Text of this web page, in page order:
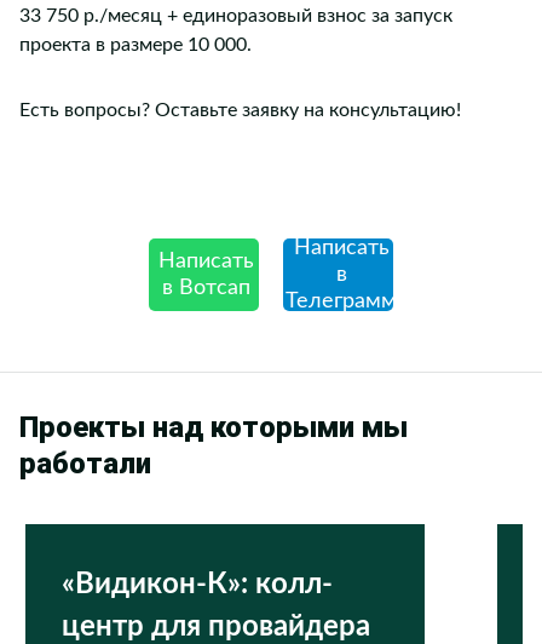
33 750 р./месяц + единоразовый взнос за запуск
проекта в размере 10 000.
Есть вопросы? Оставьте заявку на консультацию!
Написать
в Вотсап
Написать
в
Телеграмм
Проекты над которыми мы
работали
«Видикон-К»: колл-
центр для провайдера